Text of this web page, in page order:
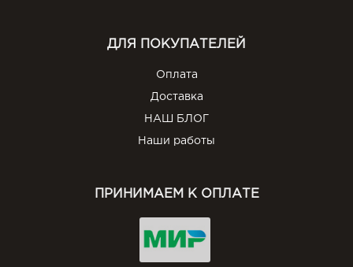
ДЛЯ ПОКУПАТЕЛЕЙ
Оплата
Доставка
НАШ БЛОГ
Наши работы
ПРИНИМАЕМ К ОПЛАТЕ